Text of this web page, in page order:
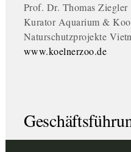
Prof. Dr. Thomas Ziegler
Kurator Aquarium &
Naturschutzprojekte
www.koelnerzoo.de